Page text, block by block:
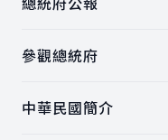
參觀總統府
中華民國簡介